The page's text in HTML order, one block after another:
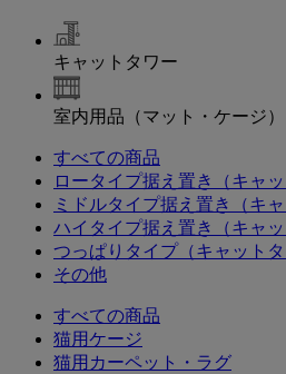
キャットタワー
室内用品（マット・ケージ）
すべての商品
ロータイプ据え置き（キャッ
ミドルタイプ据え置き（キャ
ハイタイプ据え置き（キャッ
つっぱりタイプ（キャットタ
その他
すべての商品
猫用ケージ
猫用カーペット・ラグ